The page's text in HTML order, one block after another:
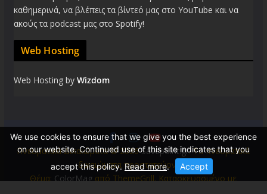
καθημερινά, να βλέπεις τα βίντεό μας στο YouTube και να
ακούς τα podcast μας στο Spotify!
Web Hosting
Web Hosting by Wizdom
Πνευματικά Δικαιώματα © 2026Savepoint.gr. Τα πνευματικά
δικαιώματα προστατεύονται.
Θέμα:ColorMagαπό ThemeGrill. Κατασκευασμένο με
We use cookies to ensure that we give you the best experience
on our website. Continued use of this site indicates that you
accept this policy.Read more. Accept